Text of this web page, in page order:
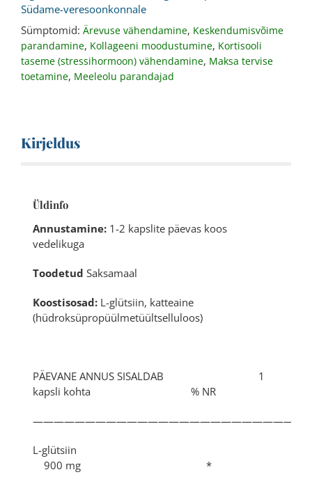
Südame-veresoonkonnale
Sümptomid: Ärevuse vähendamine, Keskendumisvõime
parandamine, Kollageeni moodustumine, Kortisooli
taseme (stressihormoon) vähendamine, Maksa tervise
toetamine, Meeleolu parandajad
Kirjeldus
Üldinfo
Annustamine:1-2 kapslite päevas koos
vedelikuga
Toodetud Saksamaal
Koostisosad:L-glütsiin, katteaine
(hüdroksüpropüülmetüültselluloos)
PÄEVANE ANNUS SISALDAB 1
kapsli kohta % NR
L-glütsiin
900 mg *